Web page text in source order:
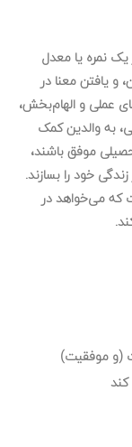
یک نمره یا معدل
، و یافتن معنا در
عملی و الهام‌بخش،
به والدین کمک
موفق باشند،
خود را بسازند.
که می‌خواهد در